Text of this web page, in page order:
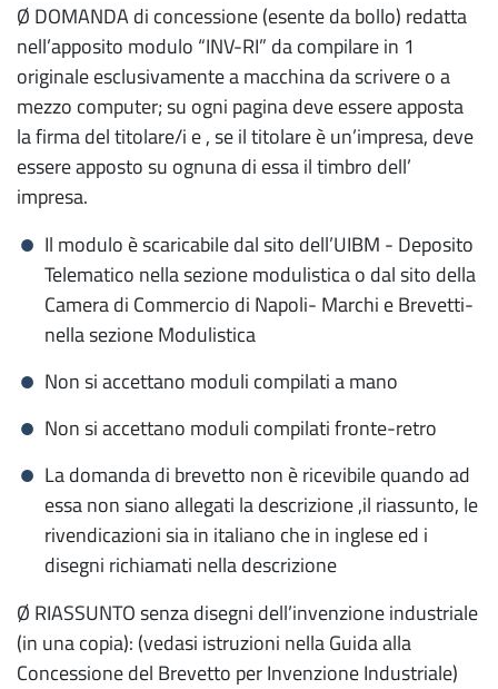
Ø DOMANDA di concessione (esente da bollo) redatta
nell’apposito modulo “INV-RI” da compilare in 1
originale esclusivamente a macchina da scrivere o a
mezzo computer; su ogni pagina deve essere apposta
la firma del titolare/i e , se il titolare è un’impresa, deve
essere apposto su ognuna di essa il timbro dell’
impresa.
Il modulo è scaricabile dal sito dell’UIBM - Deposito
Telematico nella sezione modulistica o dal sito della
Camera di Commercio di Napoli- Marchi e Brevetti-
nella sezione Modulistica
Non si accettano moduli compilati a mano
Non si accettano moduli compilati fronte-retro
La domanda di brevetto non è ricevibile quando ad
essa non siano allegati la descrizione ,il riassunto, le
rivendicazioni sia in italiano che in inglese ed i
disegni richiamati nella descrizione
Ø RIASSUNTO senza disegni dell’invenzione industriale
(in una copia): (vedasi istruzioni nella Guida alla
Concessione del Brevetto per Invenzione Industriale)